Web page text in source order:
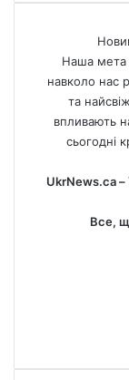
Наша мета
навколо нас
та
впливають
сьогодні
UkrNews.ca –
Все,